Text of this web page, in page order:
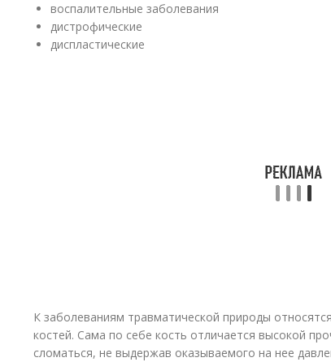
воспалительные заболевания
дистрофические
диспластические
К заболеваниям травматической природы
костей. Сама по себе кость отличается высокой
сломаться, не выдержав оказываемого на нее